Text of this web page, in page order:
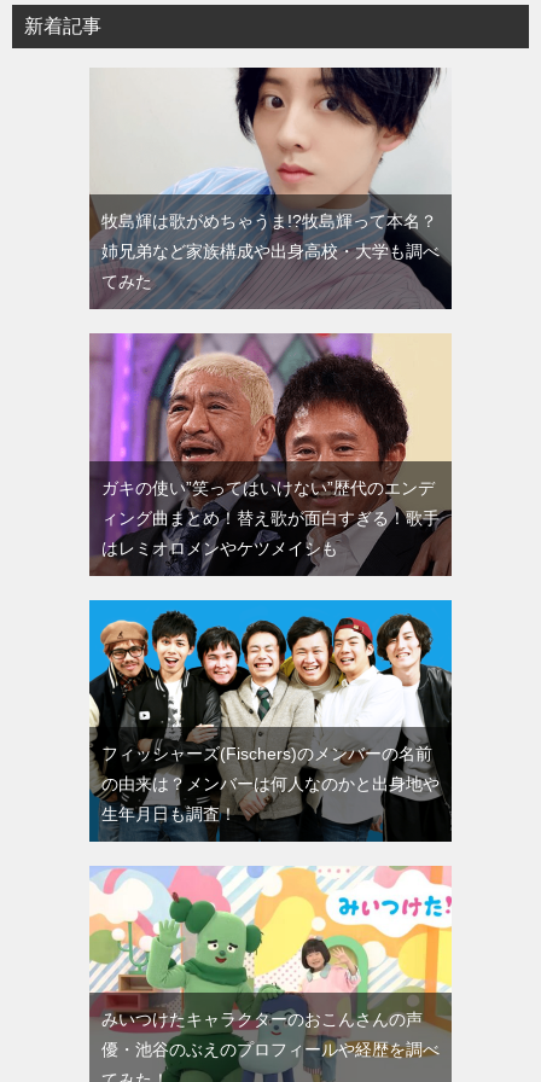
新着記事
牧島輝は歌がめちゃうま!?牧島輝って本名？
姉兄弟など家族構成や出身高校・大学も調べ
てみた
ガキの使い”笑ってはいけない”歴代のエンデ
ィング曲まとめ！替え歌が面白すぎる！歌手
はレミオロメンやケツメイシも
フィッシャーズ(Fischers)のメンバーの名前
の由来は？メンバーは何人なのかと出身地や
生年月日も調査！
みいつけたキャラクターのおこんさんの声
優・池谷のぶえのプロフィールや経歴を調べ